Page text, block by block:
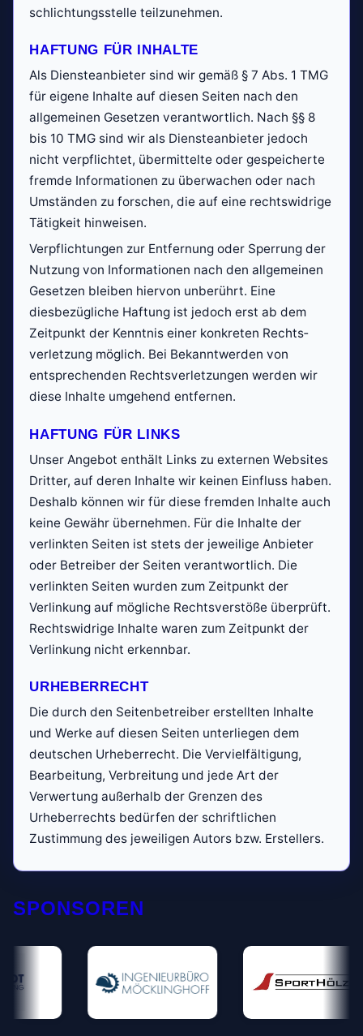
schlichtungs­stelle teilzunehmen.
HAFTUNG FÜR INHALTE
Als Dienste­anbieter sind wir gemäß § 7 Abs. 1 TMG
für eigene Inhalte auf diesen Seiten nach den
allgemeinen Gesetzen verantwortlich. Nach §§ 8
bis 10 TMG sind wir als Dienste­anbieter jedoch
nicht verpflichtet, übermittelte oder gespeicherte
fremde Informationen zu überwachen oder nach
Umständen zu forschen, die auf eine rechtswidrige
Tätigkeit hinweisen.
Verpflichtungen zur Entfernung oder Sperrung der
Nutzung von Informationen nach den allgemeinen
Gesetzen bleiben hiervon unberührt. Eine
diesbezügliche Haftung ist jedoch erst ab dem
Zeitpunkt der Kenntnis einer konkreten Rechts­
verletzung möglich. Bei Bekanntwerden von
entsprechenden Rechts­verletzungen werden wir
diese Inhalte umgehend entfernen.
HAFTUNG FÜR LINKS
Unser Angebot enthält Links zu externen Websites
Dritter, auf deren Inhalte wir keinen Einfluss haben.
Deshalb können wir für diese fremden Inhalte auch
keine Gewähr übernehmen. Für die Inhalte der
verlinkten Seiten ist stets der jeweilige Anbieter
oder Betreiber der Seiten verantwortlich. Die
verlinkten Seiten wurden zum Zeitpunkt der
Verlinkung auf mögliche Rechts­verstöße überprüft.
Rechts­widrige Inhalte waren zum Zeitpunkt der
Verlinkung nicht erkennbar.
URHEBERRECHT
Die durch den Seiten­betreiber erstellten Inhalte
und Werke auf diesen Seiten unterliegen dem
deutschen Urheberrecht. Die Vervielfältigung,
Bearbeitung, Verbreitung und jede Art der
Verwertung außerhalb der Grenzen des
Urheberrechts bedürfen der schriftlichen
Zustimmung des jeweiligen Autors bzw. Erstellers.
SPONSOREN